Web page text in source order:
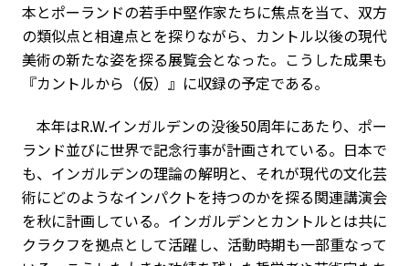
本とポーランドの若手中堅作家たちに焦点を当て、双方
の類似点と相違点とを探りながら、カントル以後の現代
美術の新たな姿を探る展覧会となった。こうした成果も
『カントルから（仮）』に収録の予定である。
本年はR.W.インガルデンの没後50周年にあたり、ポー
ランド並びに世界で記念行事が計画されている。日本で
も、インガルデンの理論の解明と、それが現代の文化芸
術にどのようなインパクトを持つのかを探る関連講演会
を秋に計画している。インガルデンとカントルとは共に
クラクフを拠点として活躍し、活動時期も一部重なって